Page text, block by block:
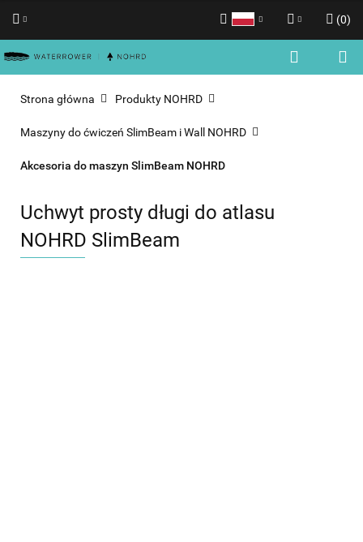
Zaloguj się
Zgody cookies
(0)
Strona główna Produkty NOHRD
Maszyny do ćwiczeń SlimBeam i Wall NOHRD
Akcesoria do maszyn SlimBeam NOHRD
Uchwyt prosty długi do atlasu
NOHRD SlimBeam